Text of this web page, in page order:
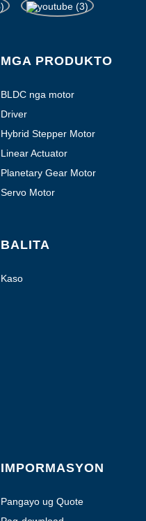
MGA PRODUKTO
BLDC nga motor
Driver
Hybrid Stepper Motor
Linear Actuator
Planetary Gear Motor
Servo Motor
BALITA
Kaso
IMPORMASYON
Pangayo ug Quote